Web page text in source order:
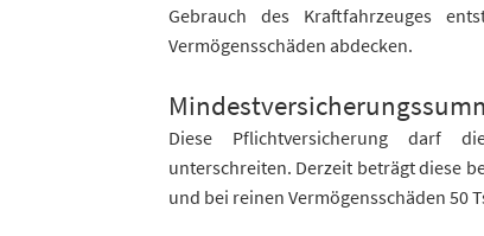
Gebrauch des Kraftfahrzeuges
Vermögensschäden abdecken.
Diese Pflichtversicherung darf
unterschreiten. Derzeit beträgt diese
und bei reinen Vermögensschäden 50